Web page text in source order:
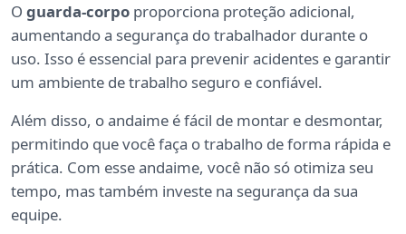
O guarda-corpo proporciona proteção adicional,
aumentando a segurança do trabalhador durante o
uso. Isso é essencial para prevenir acidentes e garantir
um ambiente de trabalho seguro e confiável.
Além disso, o andaime é fácil de montar e desmontar,
permitindo que você faça o trabalho de forma rápida e
prática. Com esse andaime, você não só otimiza seu
tempo, mas também investe na segurança da sua
equipe.